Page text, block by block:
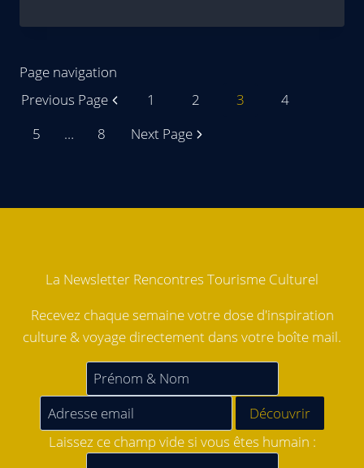
Page navigation
Previous Page
1 2 3
4
5
… 8 Next Page
La Newsletter Rencontres Tourisme Culturel
Recevez chaque semaine votre dose d'inspiration
culture & voyage directement dans votre boîte mail.
Laissez ce champ vide si vous êtes humain :